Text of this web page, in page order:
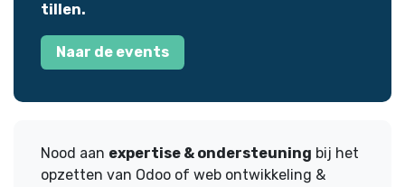
tillen.
Naar de events
Nood aan expertise & ondersteuning bij het
opzetten van Odoo of web ontwikkeling &